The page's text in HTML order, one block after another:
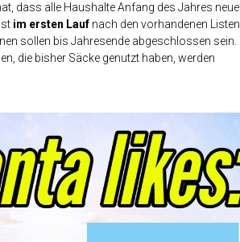
dass alle Haushalte Anfang des Jahres neue
ist im ersten Lauf nach den vorhandenen Listen
sollen bis Jahresende abgeschlossen sein.
die bisher Säcke genutzt haben, werden